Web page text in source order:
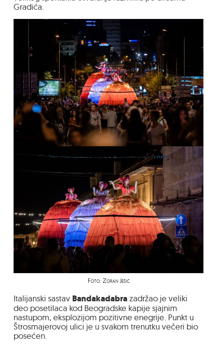
Gradića.
Foto: Zoran Ješić
Italijanski sastav Bandakadabrazadržao je veliki
deo posetilaca kod Beogradske kapije sjajnim
nastupom, eksplozijom pozitivne enegrije. Punkt u
Štrosmajerovoj ulici je u svakom trenutku večeri bio
posećen.